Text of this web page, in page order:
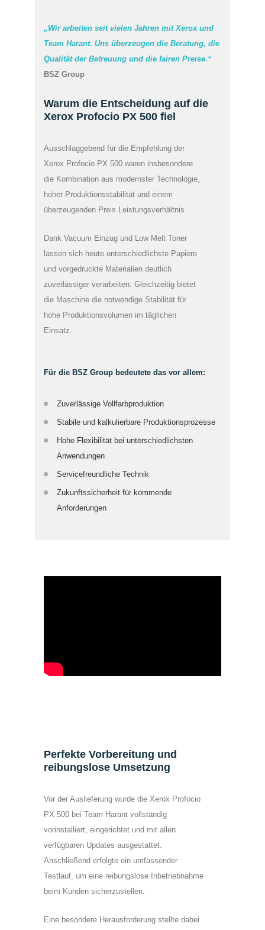
„Wir arbeiten seit vielen Jahren mit Xerox und
Team Harant. Uns überzeugen die Beratung, die
Qualität der Betreuung und die fairen Preise.“
BSZ Group
Warum die Entscheidung auf die
Xerox Profocio PX 500 fiel
Ausschlaggebend für die Empfehlung der
Xerox Profocio PX 500 waren insbesondere
die Kombination aus modernster Technologie,
hoher Produktionsstabilität und einem
überzeugenden Preis Leistungsverhältnis.
Dank Vacuum Einzug und Low Melt Toner
lassen sich heute unterschiedlichste Papiere
und vorgedruckte Materialien deutlich
zuverlässiger verarbeiten. Gleichzeitig bietet
die Maschine die notwendige Stabilität für
hohe Produktionsvolumen im täglichen
Einsatz.
Für die BSZ Group bedeutete das vor allem:
Zuverlässige Vollfarbproduktion
Stabile und kalkulierbare Produktionsprozesse
Hohe Flexibilität bei unterschiedlichsten
Anwendungen
Servicefreundliche Technik
Zukunftssicherheit für kommende
Anforderungen
Perfekte Vorbereitung und
reibungslose Umsetzung
Vor der Auslieferung wurde die Xerox Profocio
PX 500 bei Team Harant vollständig
vorinstalliert, eingerichtet und mit allen
verfügbaren Updates ausgestattet.
Anschließend erfolgte ein umfassender
Testlauf, um eine reibungslose Inbetriebnahme
beim Kunden sicherzustellen.
Eine besondere Herausforderung stellte dabei